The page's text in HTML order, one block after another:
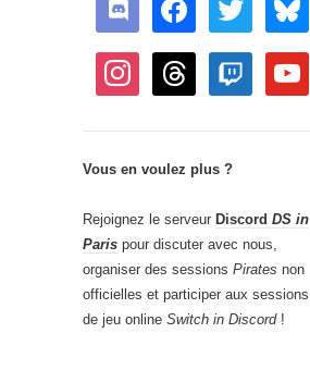
instagram threads twitch youtube
Vous en voulez plus ?
Rejoignez le serveur Discord DS in
Paris pour discuter avec nous,
organiser des sessions Pirates non
officielles et participer aux sessions
de jeu online Switch in Discord!